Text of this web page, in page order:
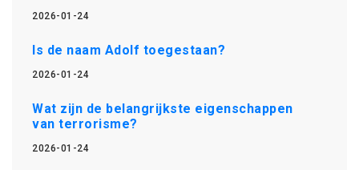
2026-01-24
Is de naam Adolf toegestaan?
2026-01-24
Wat zijn de belangrijkste eigenschappen
van terrorisme?
2026-01-24